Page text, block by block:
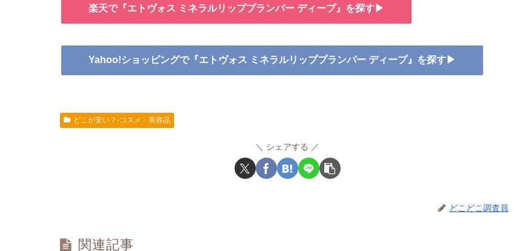
楽天で『エトヴォス ミネラルリッププランパー ディープ』を探す▶
Yahoo!ショッピングで『エトヴォス ミネラルリッププランパー ディープ』を探す▶
どこが安い？-コスメ・美容品
シェアする
どこどこ調査員
関連記事